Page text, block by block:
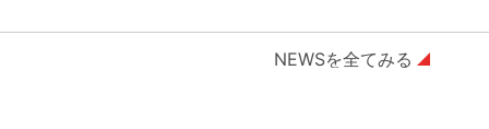
NEWSを全てみる